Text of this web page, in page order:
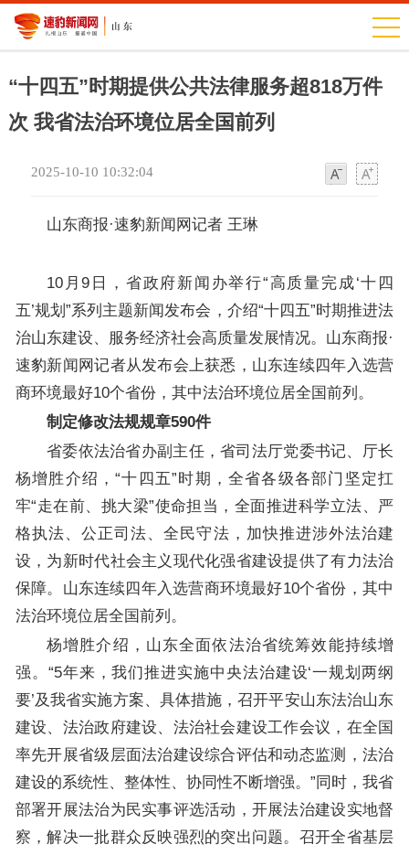
“十四五”时期提供公共法律服务超818万件
次 我省法治环境位居全国前列
2025-10-10 10:32:04
山东商报·速豹新闻网记者 王琳
10月9日，省政府新闻办举行“高质量完成‘十四
五’规划”系列主题新闻发布会，介绍“十四五”时期推进法
治山东建设、服务经济社会高质量发展情况。山东商报·
速豹新闻网记者从发布会上获悉，山东连续四年入选营
商环境最好10个省份，其中法治环境位居全国前列。
制定修改法规规章590件
省委依法治省办副主任，省司法厅党委书记、厅长
杨增胜介绍，“十四五”时期，全省各级各部门坚定扛
牢“走在前、挑大梁”使命担当，全面推进科学立法、严
格执法、公正司法、全民守法，加快推进涉外法治建
设，为新时代社会主义现代化强省建设提供了有力法治
保障。山东连续四年入选营商环境最好10个省份，其中
法治环境位居全国前列。
杨增胜介绍，山东全面依法治省统筹效能持续增
强。“5年来，我们推进实施中央法治建设‘一规划两纲
要’及我省实施方案、具体措施，召开平安山东法治山东
建设、法治政府建设、法治社会建设工作会议，在全国
率先开展省级层面法治建设综合评估和动态监测，法治
建设的系统性、整体性、协同性不断增强。”同时，我省
部署开展法治为民实事评选活动，开展法治建设实地督
察，解决一批群众反映强烈的突出问题。召开全省基层